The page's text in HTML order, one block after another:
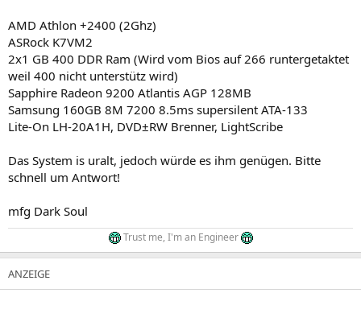
AMD Athlon +2400 (2Ghz)
ASRock K7VM2
2x1 GB 400 DDR Ram (Wird vom Bios auf 266 runtergetaktet
weil 400 nicht unterstütz wird)
Sapphire Radeon 9200 Atlantis AGP 128MB
Samsung 160GB 8M 7200 8.5ms supersilent ATA-133
Lite-On LH-20A1H, DVD±RW Brenner, LightScribe
Das System is uralt, jedoch würde es ihm genügen. Bitte
schnell um Antwort!
mfg Dark Soul
Trust me, I'm an Engineer